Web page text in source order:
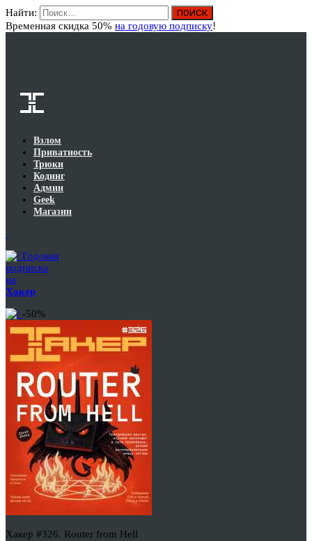
Найти:
Временная скидка 50% на годовую подписку!
Взлом
Приватность
Трюки
Кодинг
Админ
Geek
Магазин
Годовая
подписка
на
Хакер
-50%
Хакер #326. Router from Hell